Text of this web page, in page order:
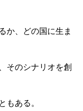
か、どの国に生ま
そのシナリオを創
もある。